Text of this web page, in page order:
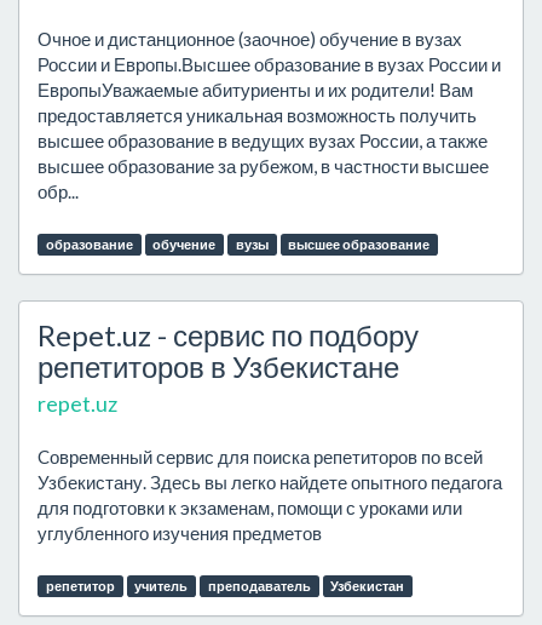
Очное и дистанционное (заочное) обучение в вузах
России и Европы.Высшее образование в вузах России и
ЕвропыУважаемые абитуриенты и их родители! Вам
предоставляется уникальная возможность получить
высшее образование в ведущих вузах России, а также
высшее образование за рубежом, в частности высшее
обр...
образование обучение вузы высшее образование
Repet.uz - сервис по подбору
репетиторов в Узбекистане
repet.uz
Cовременный сервис для поиска репетиторов по всей
Узбекистану. Здесь вы легко найдете опытного педагога
для подготовки к экзаменам, помощи с уроками или
углубленного изучения предметов
репетитор учитель преподаватель Узбекистан